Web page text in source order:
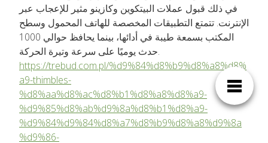
في ذلك قبول عملات البيتكوين وكازينو مثير للإعجاب عبر
الإنترنت. تتمتع التطبيقات المخصصة للهاتف المحمول وسطح
المكتب بسمعة طيبة في أدائها، بينما يحافظ حوالي 1000
حدث يوميًا على سرعة وتيرة الحركة.
https://trebud.com.pl/%d9%84%d8%b9%d8%a8%d8%
a9-thimbles-
%d8%aa%d8%ac%d8%b1%d8%a8%d8%a9-
%d9%85%d8%ab%d9%8a%d8%b1%d8%a9-
%d9%84%d9%84%d8%a7%d8%b9%d8%a8%d9%8a
%d9%86-